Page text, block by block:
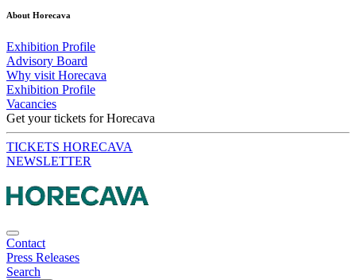
About Horecava
Exhibition Profile
Advisory Board
Why visit Horecava
Exhibition Profile
Vacancies
Get your tickets for Horecava
TICKETS HORECAVA
NEWSLETTER
Contact
Press Releases
Search